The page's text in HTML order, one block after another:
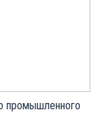
промышленного